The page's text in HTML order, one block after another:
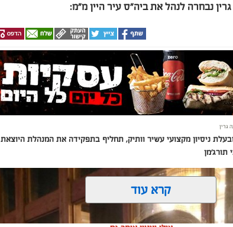
נבחרה לנהל את ביה"ס עיר היין מ"מ:
גרין
ניסיון מקצועי עשיר וותיק, תחליף בתפקידה את המנהלת היוצאת
תורג'מן
קרא עוד